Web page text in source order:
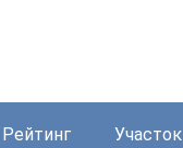
Рейтинг Участок